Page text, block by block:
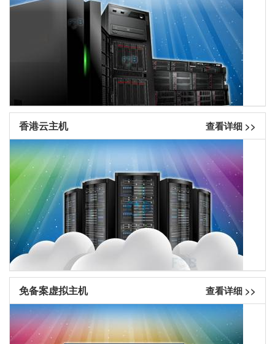
香港云主机 查看详细 >>
免备案虚拟主机 查看详细 >>